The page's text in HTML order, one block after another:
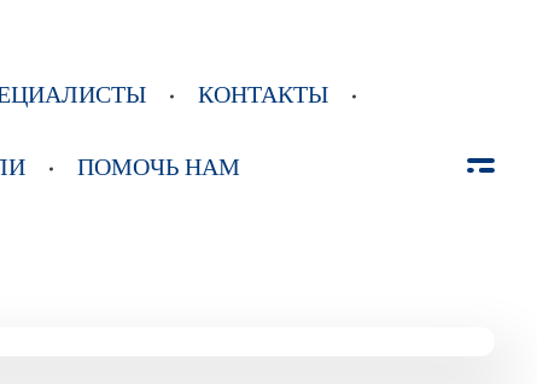
КОНТАКТЫ
ПОМОЧЬ НАМ